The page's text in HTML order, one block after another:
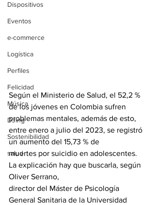
Dispositivos
Eventos
e-commerce
Logística
Perfiles
Felicidad
Música
DJing
Sostenibilidad
salud
Según el Ministerio de Salud, el 52,2 %
de los jóvenes en Colombia sufren
problemas mentales, además de esto,
entre enero a julio del 2023, se registró
un aumento del 15,73 % de
muertes por suicidio en adolescentes.
La explicación hay que buscarla, según
Oliver Serrano,
director del Máster de Psicología
General Sanitaria de la Universidad